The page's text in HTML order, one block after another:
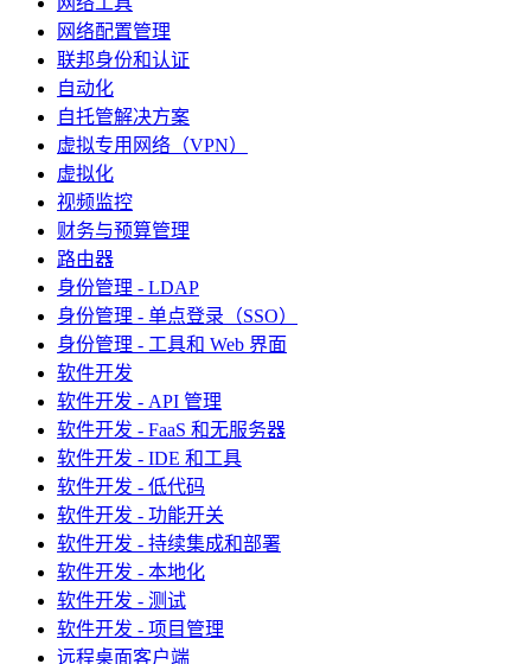
网络配置管理
联邦身份和认证
自动化
自托管解决方案
虚拟专用网络（VPN）
虚拟化
视频监控
财务与预算管理
路由器
身份管理 - LDAP
身份管理 - 单点登录（SSO）
身份管理 - 工具和 Web 界面
软件开发
软件开发 - API 管理
软件开发 - FaaS 和无服务器
软件开发 - IDE 和工具
软件开发 - 低代码
软件开发 - 功能开关
软件开发 - 持续集成和部署
软件开发 - 本地化
软件开发 - 测试
软件开发 - 项目管理
远程桌面客户端